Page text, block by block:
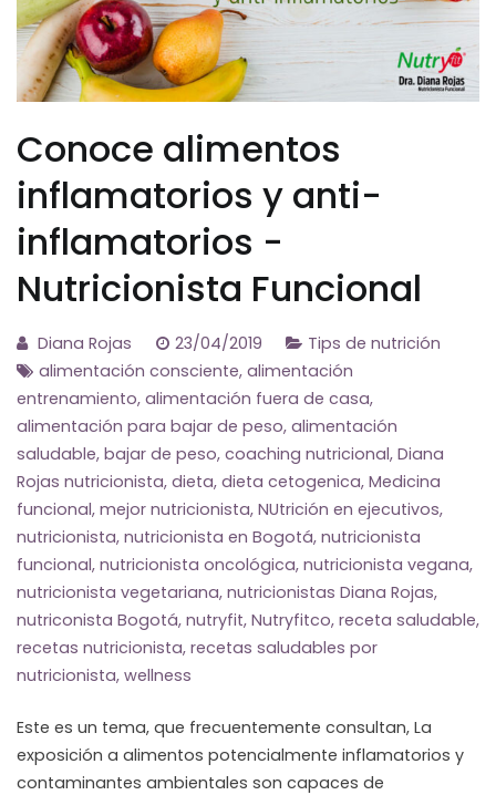
Conoce alimentos
inflamatorios y anti-
inflamatorios -
Nutricionista Funcional
Diana Rojas 23/04/2019
Tips de nutrición
alimentación consciente, alimentación
entrenamiento, alimentación fuera de casa,
alimentación para bajar de peso, alimentación
saludable, bajar de peso, coaching nutricional, Diana
Rojas nutricionista, dieta, dieta cetogenica, Medicina
funcional, mejor nutricionista, NUtrición en ejecutivos,
nutricionista, nutricionista en Bogotá, nutricionista
funcional, nutricionista oncológica, nutricionista vegana,
nutricionista vegetariana, nutricionistas Diana Rojas,
nutriconista Bogotá, nutryfit, Nutryfitco, receta saludable,
recetas nutricionista, recetas saludables por
nutricionista, wellness
Este es un tema, que frecuentemente consultan, La
exposición a alimentos potencialmente inflamatorios y
contaminantes ambientales son capaces de